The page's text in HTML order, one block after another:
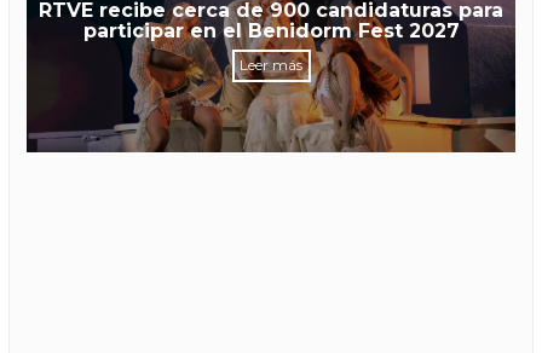
RTVE recibe cerca de 900 candidaturas para
participar en el Benidorm Fest 2027
Leer más